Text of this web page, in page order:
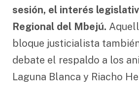
sesión, el interés
Regional del Mbejú.
bloque justicialista
debate el respaldo a los
Laguna Blanca y Riacho